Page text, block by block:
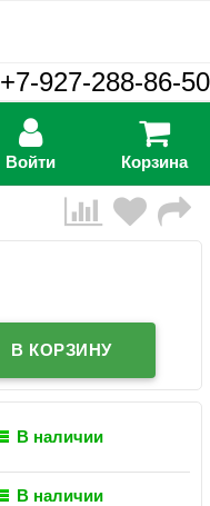
+7-927-288-86-50
Войти Корзина
В наличии
В наличии